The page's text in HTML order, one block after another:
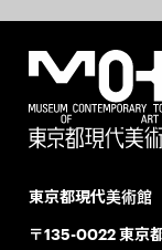
東京都現代美術館
〒135-0022 東京